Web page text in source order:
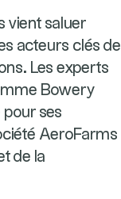
vient saluer
acteurs clés de
Les experts
Bowery
ses
AeroFarms
de la